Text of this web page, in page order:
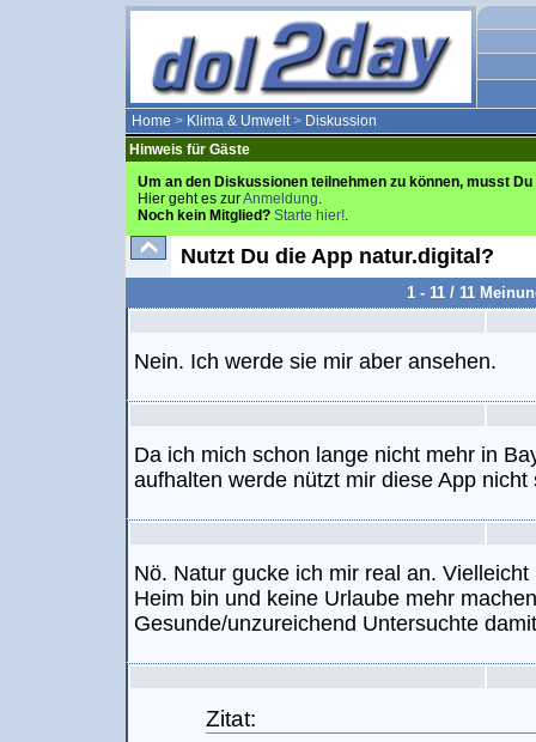
Home > Klima & Umwelt> Diskussion
Hinweis für Gäste
Um an den Diskussionen teilnehmen zu können, musst
Hier geht es zurAnmeldung.
Noch kein Mitglied? Starte hier!.
Nutzt Du die App natur.digital?
1 - 11 / 11
Nein. Ich werde sie mir aber ansehen.
Da ich mich schon lange nicht mehr in
aufhalten werde nützt mir diese App nicht
Nö. Natur gucke ich mir real an.
Heim bin und keine Urlaube mehr
Gesunde/unzureichend Untersuchte
Zitat: